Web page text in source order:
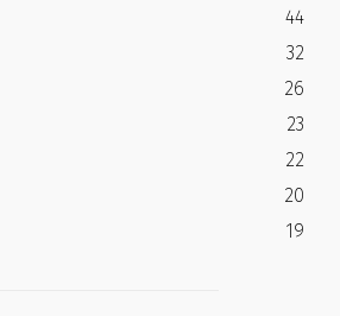
44
32
26
23
22
20
19